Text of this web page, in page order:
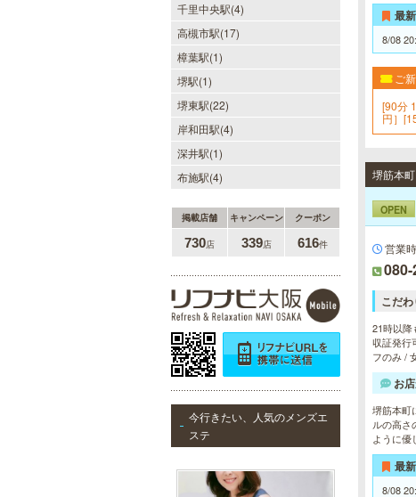
千里中央駅(4)
高槻市駅(17)
樟葉駅(1)
堺駅(1)
堺東駅(22)
岸和田駅(4)
深井駅(1)
布施駅(4)
掲載店舗 キャンペーン クーポン
730店 339店 616件
今行きたい、人気のメンズエ
ステ
当たりSPA 日本橋店
当店では、少しでも多くのお客様に
ご利用して頂く為に無料専用駐車場
を完備しております。★完全個室★
る様ルックス、施術レベルを極めた
セラピストがマッサージをご提供致
します。
LA BELLA 日本橋・堺筋本
町・谷町ルーム（ラベーラ）
若い女性にはない大人の魅力を存分
しい方でも出張での対応もしており
ますので何なりとお申し付けくださ
い。
地下鉄梅田駅より徒歩5分。洗練さ
れた美魔女による究極の癒しをご堪
最
8/08
ご
[90分
円］
000円
堺筋本
OPEN
営業
こだ
21時以降
収証発行
フのみ /
お
堺筋本町
ルの高さ
ように優
最
8/08